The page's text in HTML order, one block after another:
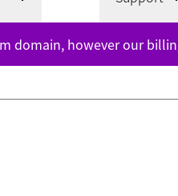
domain, however our